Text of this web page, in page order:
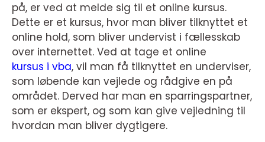
på, er ved at melde sig til et online kursus.
Dette er et kursus, hvor man bliver tilknyttet et
online hold, som bliver undervist i fællesskab
over internettet. Ved at tage et online
kursus i vba, vil man få tilknyttet en underviser,
som løbende kan vejlede og rådgive en på
området. Derved har man en sparringspartner,
som er ekspert, og som kan give vejledning til
hvordan man bliver dygtigere.